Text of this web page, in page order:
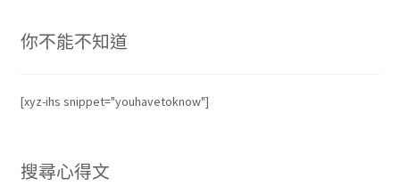
度
你不能不知道
[xyz-ihs snippet="youhavetoknow"]
搜尋心得文